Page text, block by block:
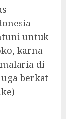
untuk
karna
di
berkat